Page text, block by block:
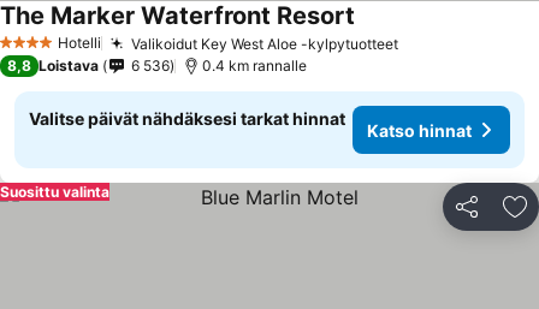
4 Tähtiluokitus
Hotelli Valikoidut Key West Aloe -kylpytuotteet
The Marker Waterfront Resort
8,8 Loistava 6 536 0.4 km rannalle
Valitse päivät nähdäksesi tarkat hinnat
Katso hinnat
Jaa
Suosittu valinta